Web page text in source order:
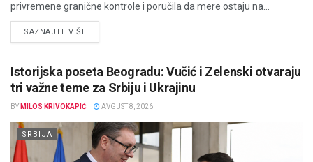
privremene granične kontrole i poručila da mere ostaju na...
SAZNAJTE VIŠEDETAILS
Istorijska poseta Beogradu: Vučić i Zelenski otvaraju
tri važne teme za Srbiju i Ukrajinu
BY MILOS KRIVOKAPIĆ AVGUST 8, 2026
SRBIJA